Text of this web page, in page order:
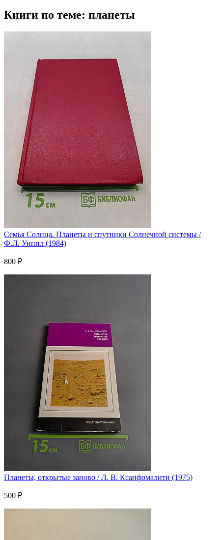
Книги по теме: планеты
Семья Солнца. Планеты и спутники Солнечной системы /
Ф.Л. Уиппл (1984)
800 ₽
Планеты, открытые заново / Л. В. Ксанфомалити (1975)
500 ₽